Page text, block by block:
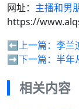
网址： 主播和男
https://
⬅️上一篇： 李兰
➡️下一篇： 半年
相关内容